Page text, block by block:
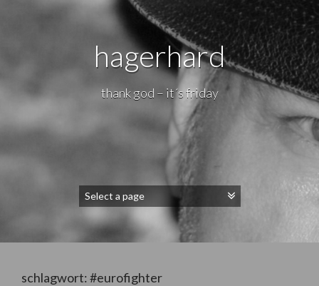
hagerhard
thank god – it´s friday
schlagwort:#eurofighter